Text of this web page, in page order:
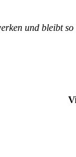
und bleibt